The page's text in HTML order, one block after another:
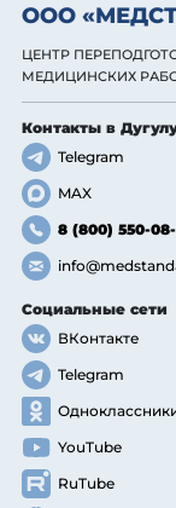
ООО
ЦЕНТР
МЕДИЦИНСКИХ
Контакты в
Telegram
MAX
8 (800) 550-08-
Социальные сети
ВКонтакте
Telegram
YouTube
RuTube